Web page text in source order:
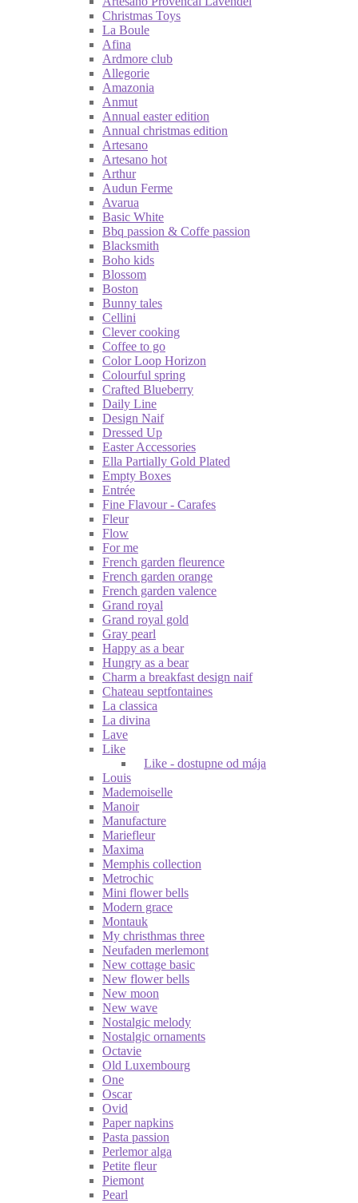
Christmas Toys
La Boule
Afina
Ardmore club
Allegorie
Amazonia
Anmut
Annual easter edition
Annual christmas edition
Artesano
Artesano hot
Arthur
Audun Ferme
Avarua
Basic White
Bbq passion & Coffe passion
Blacksmith
Boho kids
Blossom
Boston
Bunny tales
Cellini
Clever cooking
Coffee to go
Color Loop Horizon
Colourful spring
Crafted Blueberry
Daily Line
Design Naif
Dressed Up
Easter Accessories
Ella Partially Gold Plated
Empty Boxes
Entrée
Fine Flavour - Carafes
Fleur
Flow
For me
French garden fleurence
French garden orange
French garden valence
Grand royal
Grand royal gold
Gray pearl
Happy as a bear
Hungry as a bear
Charm a breakfast design naif
Chateau septfontaines
La classica
La divina
Lave
Like
Like - dostupne od mája
Louis
Mademoiselle
Manoir
Manufacture
Mariefleur
Maxima
Memphis collection
Metrochic
Mini flower bells
Modern grace
Montauk
My christhmas three
Neufaden merlemont
New cottage basic
New flower bells
New moon
New wave
Nostalgic melody
Nostalgic ornaments
Octavie
Old Luxembourg
One
Oscar
Ovid
Paper napkins
Pasta passion
Perlemor alga
Petite fleur
Piemont
Pearl